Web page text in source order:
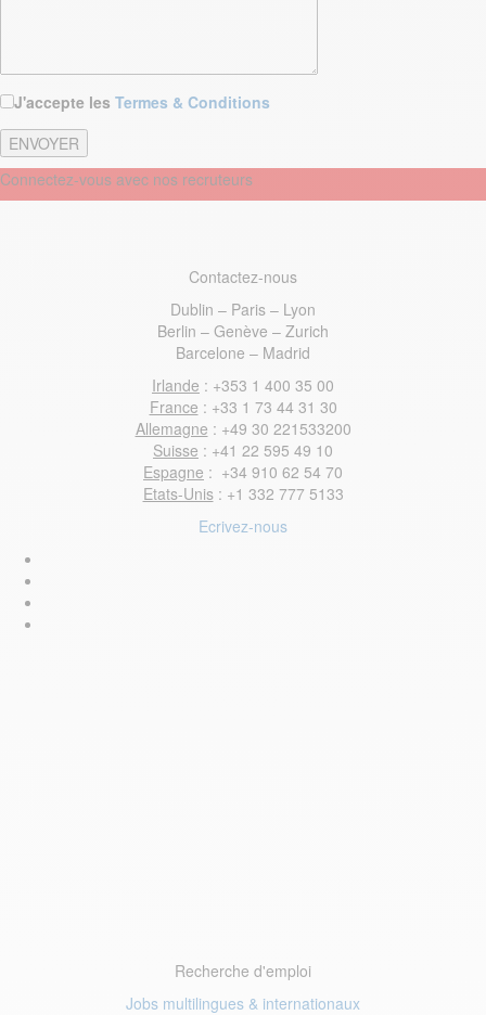
J'accepte les Termes & Conditions
Connectez-vous avec nos recruteurs
Contactez-nous
Dublin – Paris – Lyon
Berlin – Genève – Zurich
Barcelone – Madrid
Irlande : +353 1 400 35 00
France : +33 1 73 44 31 30
Allemagne : +49 30 221533200
Suisse : +41 22 595 49 10
Espagne : +34 910 62 54 70
Etats-Unis: +1 332 777 5133
Ecrivez-nous
Recherche d'emploi
Jobs multilingues & internationaux